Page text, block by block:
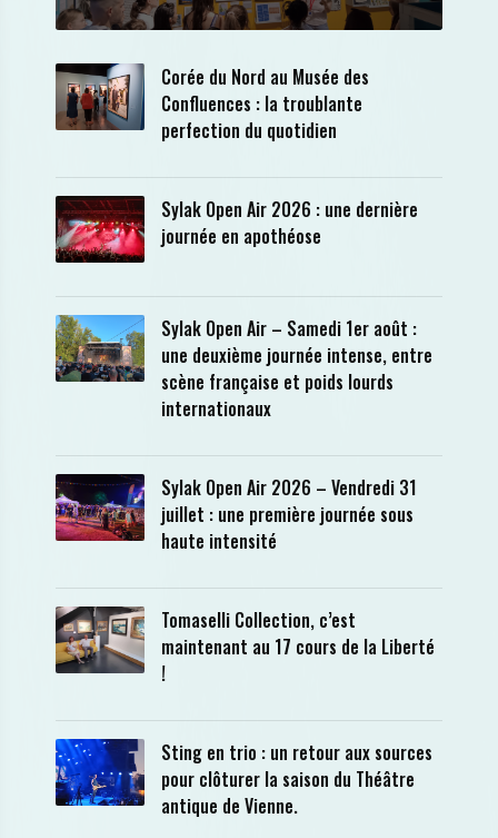
Corée du Nord au Musée des
Confluences : la troublante
perfection du quotidien
Sylak Open Air 2026 : une dernière
journée en apothéose
Sylak Open Air – Samedi 1er août :
une deuxième journée intense, entre
scène française et poids lourds
internationaux
Sylak Open Air 2026 – Vendredi 31
juillet : une première journée sous
haute intensité
Tomaselli Collection, c’est
maintenant au 17 cours de la Liberté
!
Sting en trio : un retour aux sources
pour clôturer la saison du Théâtre
antique de Vienne.